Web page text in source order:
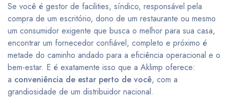
Se você é gestor de facilities, síndico, responsável pela
compra de um escritório, dono de um restaurante ou mesmo
um consumidor exigente que busca o melhor para sua casa,
encontrar um fornecedor confiável, completo e próximo é
metade do caminho andado para a eficiência operacional e o
bem-estar. E é exatamente isso que a Aklimp oferece:
a conveniência de estar perto de você, com a
grandiosidade de um distribuidor nacional.